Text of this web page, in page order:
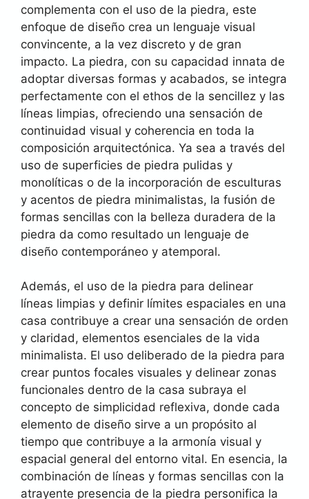
complementa con el uso de la piedra, este
enfoque de diseño crea un lenguaje visual
convincente, a la vez discreto y de gran
impacto. La piedra, con su capacidad innata de
adoptar diversas formas y acabados, se integra
perfectamente con el ethos de la sencillez y las
líneas limpias, ofreciendo una sensación de
continuidad visual y coherencia en toda la
composición arquitectónica. Ya sea a través del
uso de superficies de piedra pulidas y
monolíticas o de la incorporación de esculturas
y acentos de piedra minimalistas, la fusión de
formas sencillas con la belleza duradera de la
piedra da como resultado un lenguaje de
diseño contemporáneo y atemporal.
Además, el uso de la piedra para delinear
líneas limpias y definir límites espaciales en una
casa contribuye a crear una sensación de orden
y claridad, elementos esenciales de la vida
minimalista. El uso deliberado de la piedra para
crear puntos focales visuales y delinear zonas
funcionales dentro de la casa subraya el
concepto de simplicidad reflexiva, donde cada
elemento de diseño sirve a un propósito al
tiempo que contribuye a la armonía visual y
espacial general del entorno vital. En esencia, la
combinación de líneas y formas sencillas con la
atrayente presencia de la piedra personifica la